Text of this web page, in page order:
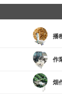
播
作
畑